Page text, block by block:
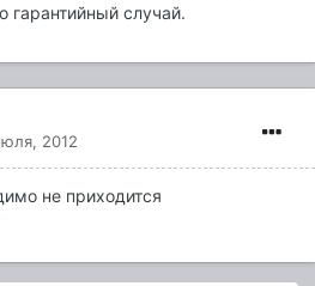
гарантийный случай.
2012
не приходится